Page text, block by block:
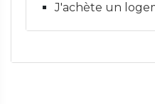
J'achète un